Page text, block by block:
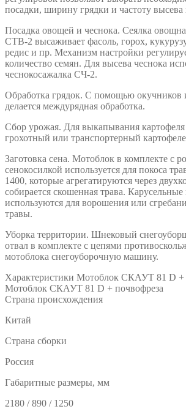
посадки, ширину грядки и частоту высева
Посадка овощей и чеснока. Сеялка
СТВ-2 высаживает фасоль, горох,
редис и пр. Механизм настройки
количество семян. Для высева чеснока
чеснокосажалка СЧ-2.
Обработка грядок. С помощью окучников
делается междурядная обработка.
Сбор урожая. Для выкапывания картофеля
грохотный или транспортерный
Заготовка сена. Мотоблок в комплекте с
сенокосилкой используется для покоса
1400, которые агрегатируются через
собирается скошенная трава.
используются для ворошения или
травы.
Уборка территории. Шнековый
отвал в комплекте с цепями
мотоблока снегоуборочную машину.
Характеристики Мотоблок СКАУТ 81 D +
Мотоблок СКАУТ 81 D + почвофреза
Страна происхождения
Китай
Страна сборки
Россия
Габаритные размеры, мм
2180 / 890 / 1250